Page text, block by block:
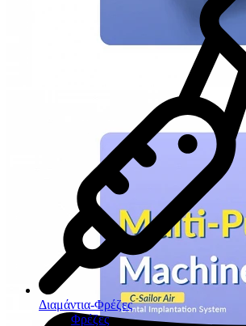
Διαμάντια-Φρέζες
Φρέζες